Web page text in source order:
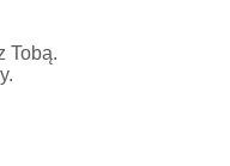
Tobą.